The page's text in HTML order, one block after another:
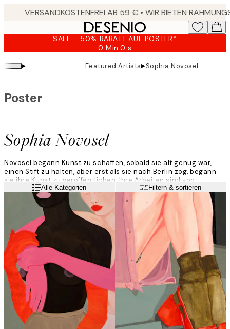
SALE - 50% RABATT AUF POSTER*
0 Min.0 s
Gültig
bis:
2026-
▸ Featured Artists▸Sophia Novosel
Sophia Novosel
Poster
Novosel begann Kunst zu schaffen, sobald sie alt genug war,
einen Stift zu halten, aber erst als sie nach Berlin zog, begann
sie ihre Kunst zu veröffentlichen. Ihre Arbeiten sind von
Frauengeschichten und -problemen inspiriert und sie arbeitet
hauptsächlich mit Acryl, Aquarell und Dispersionsfarbe.
WeiterlesenAlle Kategorien Filtern & sortieren